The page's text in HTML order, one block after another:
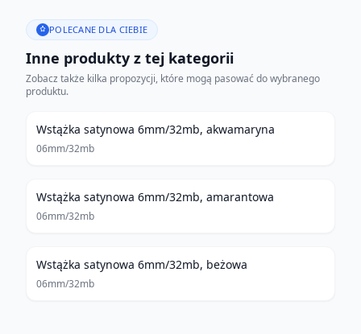
POLECANE DLA CIEBIE
Inne produkty z tej kategorii
Zobacz także kilka propozycji, które mogą pasować do wybranego
produktu.
Wstążka satynowa 6mm/32mb, akwamaryna
06mm/32mb
Wstążka satynowa 6mm/32mb, amarantowa
06mm/32mb
Wstążka satynowa 6mm/32mb, beżowa
06mm/32mb